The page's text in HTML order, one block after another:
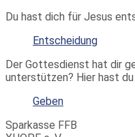
Du hast dich für Jesus
Entscheidung
Der Gottesdienst hat dir
unterstützen? Hier hast
Geben
Sparkasse FFB